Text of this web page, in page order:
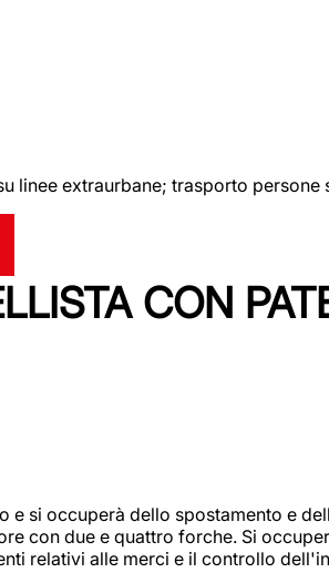
linee extraurbane; trasporto
CON
e si occuperà dello spostamento e
con due e quattro forche. Si
relativi alle merci e il controllo